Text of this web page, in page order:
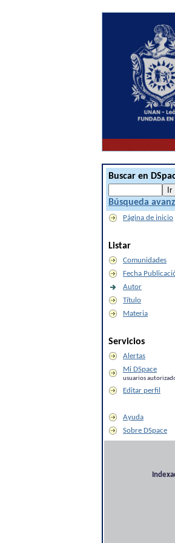
Buscar en
Búsqueda
Página de inicio
Listar
Comunidades
Fecha
Autor
Título
Materia
Servicios
Alertas
Mi DSpace
usuarios
Editar perfil
Ayuda
Sobre DSpace